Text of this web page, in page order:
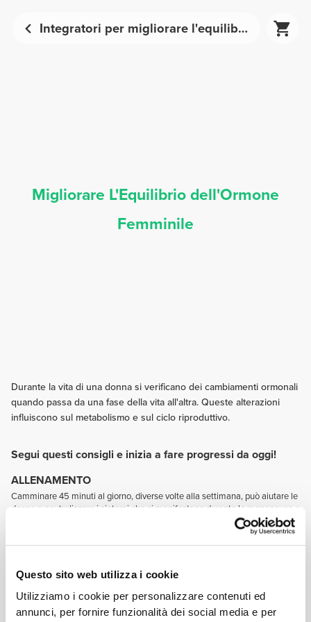
Questo sito web utilizza i cookie
Utilizziamo i cookie per personalizzare contenuti ed
annunci, per fornire funzionalità dei social media e per
Integratori per migliorare l'equilibrio ormonale femminile | Prozis
Migliorare L'Equilibrio dell'Ormone
Femminile
Durante la vita di una donna si verificano dei cambiamenti ormonali
quando passa da una fase della vita all'altra. Queste alterazioni
influiscono sul metabolismo e sul ciclo riproduttivo.
Segui questi consigli e inizia a fare progressi da oggi!
ALLENAMENTO
Camminare 45 minuti al giorno, diverse volte alla settimana, può aiutare le
donne a neutralizzare i sintomi che si manifestano durante la menopausa e
che contengano omega 3, calcio, vitamina D, magnesio e zinco. Ciò ti
aiuterà a controllare i sintomi in periodi di particolare stress (in paticolare in
fase premestruale e in menopausa).
INTEGRAZIONE